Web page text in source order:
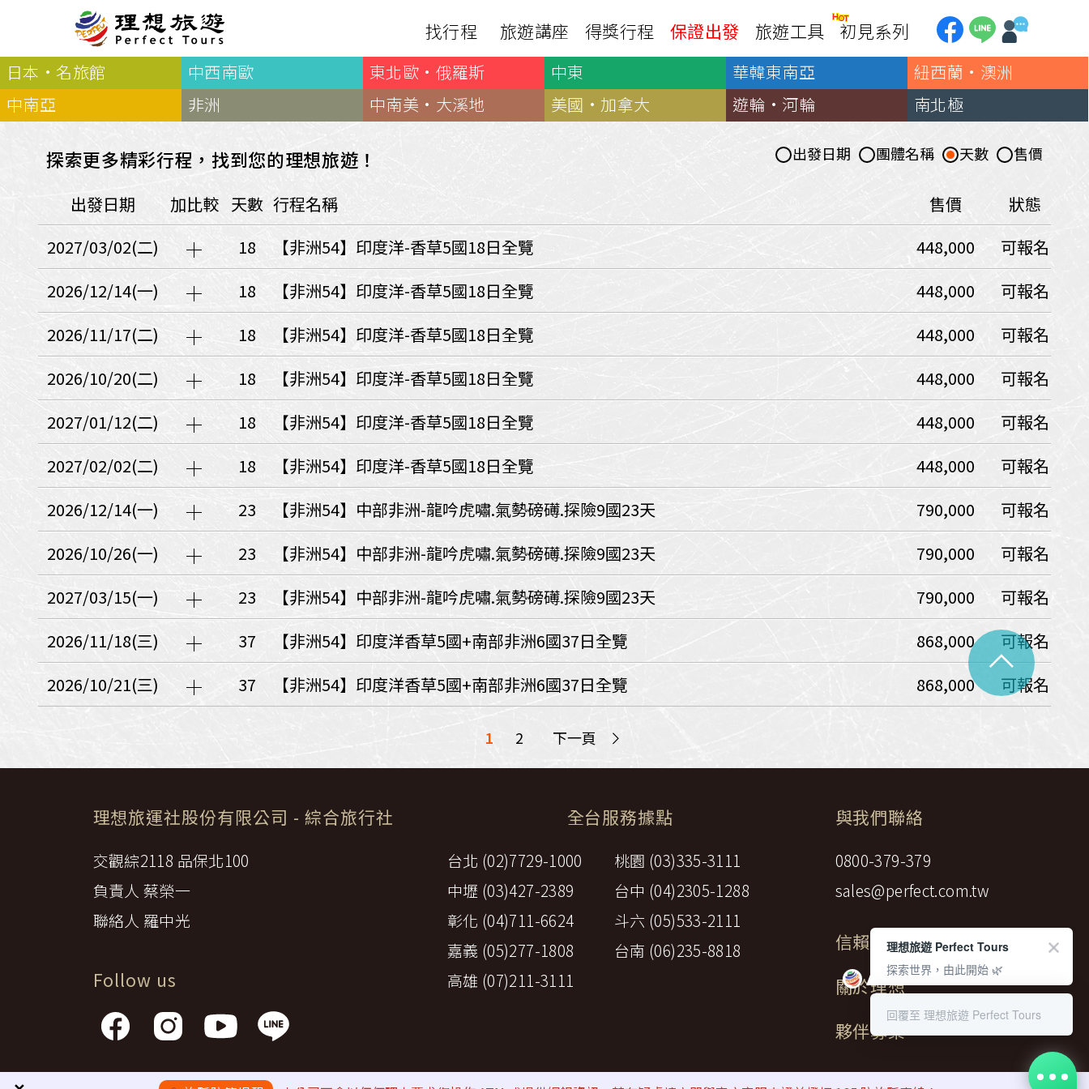
找行程
北歐
羅浮敦群島
芬蘭
瑞典 丹麥
冰島
法羅群島
格陵蘭島
東歐
１６湖國家公園
巴爾幹半島
波蘭‧波羅的海
保加利亞‧羅馬尼亞
捷克
波蘭
匈牙利
斯洛維尼亞
波士尼亞赫塞哥維納
俄羅斯聯邦
西南歐
荷蘭國王節
英愛軍樂節
賽普勒斯‧馬爾他
天空之城‧愛琴海三島
瑞士觀景火車名峰健行
義大利
西西里島
西班牙
葡萄牙
德國
奧地利
荷蘭
法國 瑞士
英國
愛爾蘭
經典日本
奧入瀨溪
南紀熊野古道
廣島‧四國
北陸
日本名旅館
🍁北海道
🍁新潟‧谷川
🍁四國山陽
🍁伊豆‧演歌天后演唱會
❄️札幌雪祭
🧧山口縣
日本頂級飛鳥-花火節
日本環航
中國
北疆 青藏鐵路
韓國
首爾‧華城
楓紅雪嶽南怡島
東南亞
泰國MiniTour 富國島
非洲
中非９國
西非１８國
馬達加斯加
模里西斯
利比亞
摩洛哥
埃及
中亞５國
中東
土耳其
沙烏地阿拉伯
阿曼
卡達
科威特
巴林
澳洲
紐西蘭
大溪地
加東賞楓
加西大環線
美西國家公園
巴西嘉年華
天空之鏡-玻利維亞
兩極會
阿拉斯加
巴拿馬運河
NCL遊輪
旅遊講座 得獎行程 保證出發 旅遊工具
服務Plus+
會員專區
優惠券回饋
量身訂做
訂單查詢付款
聯絡我們
觀光局Taiwan
表單下載
旅客服務確認單
傳真刷卡單
郵輪國外旅遊定型化契約
國內旅遊定型化契約
出國資訊
護照申辦
銀行優惠
第一銀行刷卡回饋
聯邦銀行刷卡回饋
國泰世華刷卡回饋
中國信託3期/6期
初見系列
日本·名旅館 中西南歐 東北歐·俄羅斯 中東 華韓東南亞
紐西蘭·澳洲
中南亞
非洲 中南美·大溪地 美國·加拿大 遊輪·河輪 南北極
探索更多精彩行程，找到您的理想旅遊！ 售價
天數
團體名稱
出發日期
出發日期 加比較 天數 行程名稱 售價
狀態
2027/03/02(二)
18 可報名
【非洲54】印度洋-香草5國18日全覽
448,000
2026/12/14(一)
18 可報名
【非洲54】印度洋-香草5國18日全覽
448,000
2026/11/17(二)
18 可報名
【非洲54】印度洋-香草5國18日全覽
448,000
2026/10/20(二)
18 可報名
【非洲54】印度洋-香草5國18日全覽
448,000
2027/01/12(二)
18 可報名
【非洲54】印度洋-香草5國18日全覽
448,000
2027/02/02(二)
18 可報名
【非洲54】印度洋-香草5國18日全覽
448,000
2026/12/14(一)
23 可報名
【非洲54】中部非洲-龍吟虎嘯.氣勢磅礡.探險9國23天
790,000
2026/10/26(一)
23 可報名
【非洲54】中部非洲-龍吟虎嘯.氣勢磅礡.探險9國23天
790,000
2027/03/15(一)
23 可報名
【非洲54】中部非洲-龍吟虎嘯.氣勢磅礡.探險9國23天
790,000
2026/11/18(三)
37 可報名
【非洲54】印度洋香草5國+南部非洲6國37日全覽
868,000
2026/10/21(三)
37 可報名
【非洲54】印度洋香草5國+南部非洲6國37日全覽 868,000
1 2 下一頁 >
理想旅運社股份有限公司 - 綜合旅行社
交觀綜2118 品保北100
負責人 蔡榮一
聯絡人 羅中光
Follow us
全台服務據點
台北 (02)7729-1000
桃園 (03)335-3111
中壢 (03)427-2389
台中 (04)2305-1288
彰化 (04)711-6624
斗六 (05)533-2111
嘉義 (05)277-1808
台南 (06)235-8818
高雄 (07)211-3111
與我們聯絡
0800-379-379
sales@perfect.com.tw
信賴標章
關於理想
夥伴募集
^
理想旅遊 Perfect Tours
探索世界，由此開始 🌿
回覆至 理想旅遊 Perfect Tours